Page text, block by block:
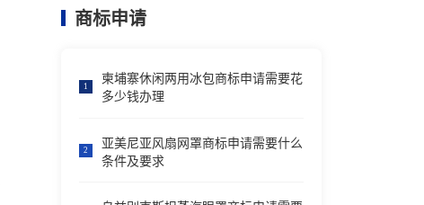
商标申请
1
柬埔寨休闲两用冰包商标申请需要花
多少钱办理
2
亚美尼亚风扇网罩商标申请需要什么
条件及要求